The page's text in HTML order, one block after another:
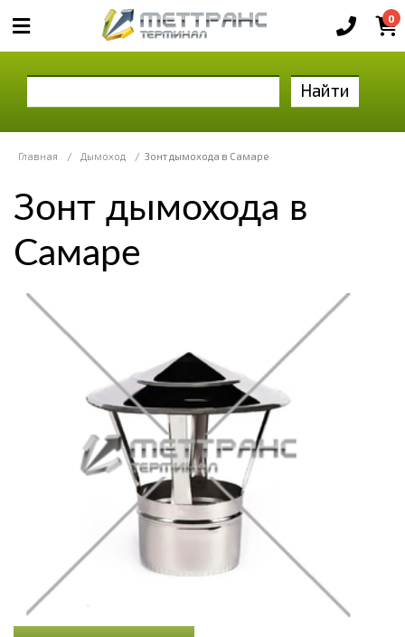
0
Найти
Главная / Дымоход / Зонт дымохода в Самаре
Зонт дымохода в
Самаре